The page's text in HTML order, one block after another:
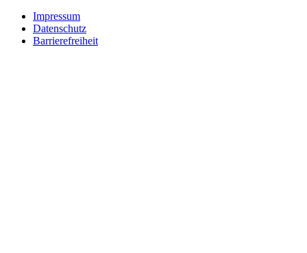
Impressum
Datenschutz
Barrierefreiheit